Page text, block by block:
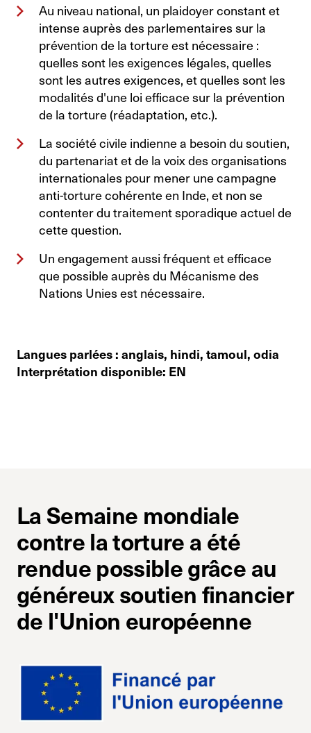
Au niveau national, un plaidoyer constant et
intense auprès des parlementaires sur la
prévention de la torture est nécessaire :
quelles sont les exigences légales, quelles
sont les autres exigences, et quelles sont les
modalités d'une loi efficace sur la prévention
de la torture (réadaptation, etc.).
La société civile indienne a besoin du soutien,
du partenariat et de la voix des organisations
internationales pour mener une campagne
anti-torture cohérente en Inde, et non se
contenter du traitement sporadique actuel de
cette question.
Un engagement aussi fréquent et efficace
que possible auprès du Mécanisme des
Nations Unies est nécessaire.
Langues parlées : anglais, hindi, tamoul, odia
Interprétation disponible: EN
La Semaine mondiale
contre la torture a été
rendue possible grâce au
généreux soutien financier
de l'Union européenne